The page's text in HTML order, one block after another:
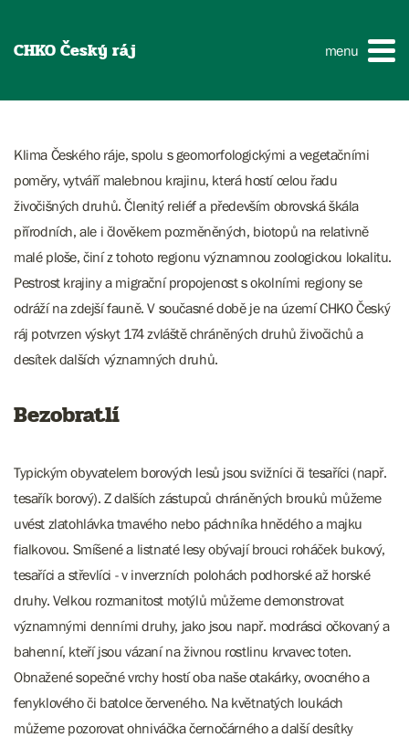
CHKO Český ráj menu
Klima Českého ráje, spolu s geomorfologickými a vegetačními
poměry, vytváří malebnou krajinu, která hostí celou řadu
živočišných druhů. Členitý reliéf a především obrovská škála
přírodních, ale i člověkem pozměněných, biotopů na relativně
malé ploše, činí z tohoto regionu významnou zoologickou lokalitu.
Pestrost krajiny a migrační propojenost s okolními regiony se
odráží na zdejší fauně. V současné době je na území CHKO Český
ráj potvrzen výskyt 174 zvláště chráněných druhů živočichů a
desítek dalších významných druhů.
Bezobratlí
Typickým obyvatelem borových lesů jsou svižníci či tesaříci (např.
tesařík borový). Z dalších zástupců chráněných brouků můžeme
uvést zlatohlávka tmavého nebo páchníka hnědého a majku
fialkovou. Smíšené a listnaté lesy obývají brouci roháček bukový,
tesaříci a střevlíci - v inverzních polohách podhorské až horské
druhy. Velkou rozmanitost motýlů můžeme demonstrovat
významnými denními druhy, jako jsou např. modrásci očkovaný a
bahenní, kteří jsou vázaní na živnou rostlinu krvavec toten.
Obnažené sopečné vrchy hostí oba naše otakárky, ovocného a
fenyklového či batolce červeného. Na květnatých loukách
můžeme pozorovat ohniváčka černočárného a další desítky